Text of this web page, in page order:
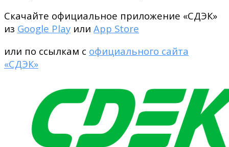
Скачайте официальное приложение «СДЭК»
из Google Play или App Store
или по ссылкам с официального сайта
«СДЭК»